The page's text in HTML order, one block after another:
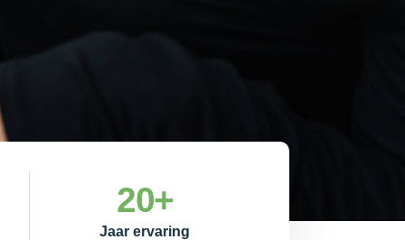
Jaar ervaring
20+